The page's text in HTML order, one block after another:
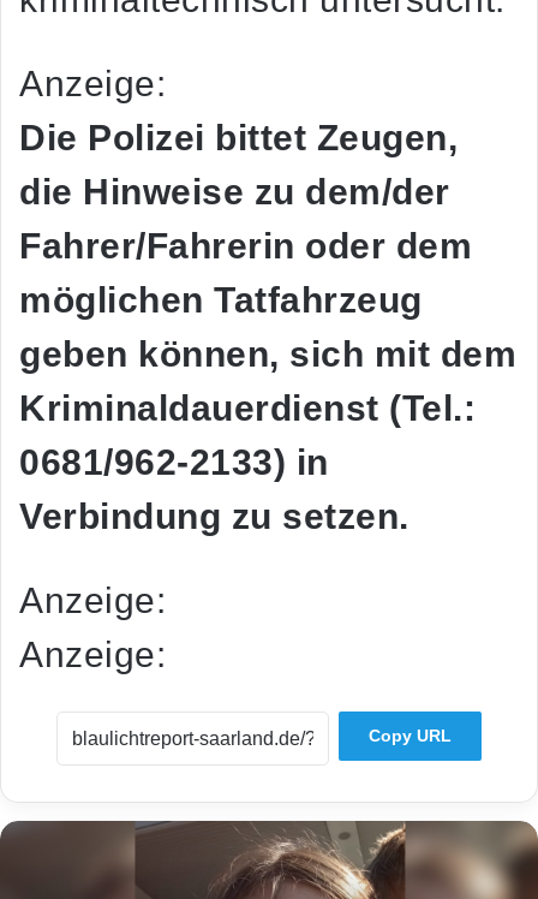
Anzeige:
Die Polizei bittet Zeugen,
die Hinweise zu dem/der
Fahrer/Fahrerin oder dem
möglichen Tatfahrzeug
geben können, sich mit dem
Kriminaldauerdienst (Tel.:
0681/962-2133) in
Verbindung zu setzen.
Anzeige:
Anzeige:
Copy URL